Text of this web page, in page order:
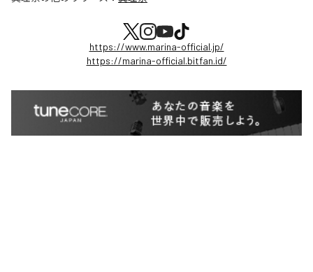
https://www.marina-official.jp/
https://marina-official.bitfan.id/